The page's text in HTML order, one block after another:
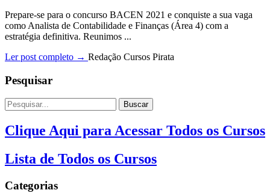
Prepare-se para o concurso BACEN 2021 e conquiste a sua vaga
como Analista de Contabilidade e Finanças (Área 4) com a
estratégia definitiva. Reunimos ...
Ler post completo → Redação Cursos Pirata
Pesquisar
Buscar
Clique Aqui para Acessar Todos os Cursos
Lista de Todos os Cursos
Categorias